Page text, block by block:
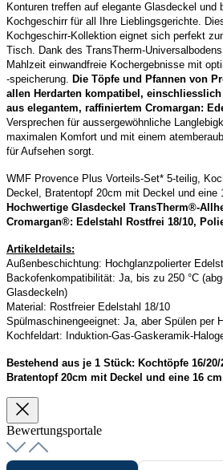
Konturen treffen auf elegante Glasdeckel und
Kochgeschirr für all Ihre Lieblingsgerichte.
Kochgeschirr-Kollektion eignet sich perfekt
Tisch. Dank des TransTherm-
Mahlzeit einwandfreie Kochergebnisse mit
-speicherung. Die Töpfe und Pfannen von
allen Herdarten kompatibel,
aus elegantem, raffiniertem Cromargan:
Versprechen für aussergewöhnliche
maximalen Komfort und mit einem
für Aufsehen sorgt.
WMF Provence Plus Vorteils-Set* 5-teilig,
Deckel, Bratentopf 20cm mit Deckel und eine
Hochwertige Glasdeckel TransTherm®-
Cromargan®: Edelstahl Rostfrei 18/10,
Artikeldetails:
Außenbeschichtung: Hochglanzpolierter
Backofenkompatibilität: Ja, bis zu 250 °C
Glasdeckeln)
Material: Rostfreier Edelstahl 18/10
Spülmaschinengeeignet: Ja, aber Spülen per
Kochfeldart: Induktion-Gas-Gaskeramik-
Bestehend aus je 1 Stück: Kochtöpfe 16/
Bratentopf 20cm mit Deckel und eine 16
Bewertungsportale